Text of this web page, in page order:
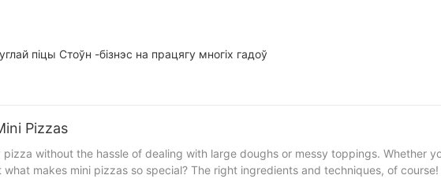
піцы Стоўн -бізнэс на працягу многіх гадоў
Pizzas
without the hassle of dealing with large doughs or messy toppings. Whether
makes mini pizzas so special? The right ingredients and techniques, of
of any pizza, and when making mini pizzas, the right